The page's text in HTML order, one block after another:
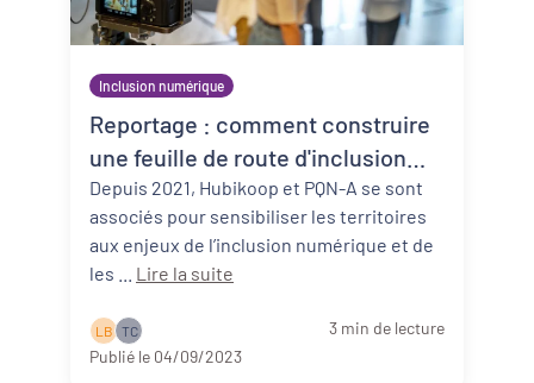
Inclusion numérique
Reportage : comment construire
une feuille de route d'inclusion
numérique ?
Depuis 2021, Hubikoop et PQN-A se sont
associés pour sensibiliser les territoires
aux enjeux de l’inclusion numérique et de
Lire la suite
L B T C
3 min de lecture
Publié le 04/09/2023